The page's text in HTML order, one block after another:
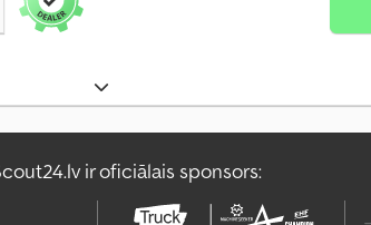
ir oficiālais sponsors: